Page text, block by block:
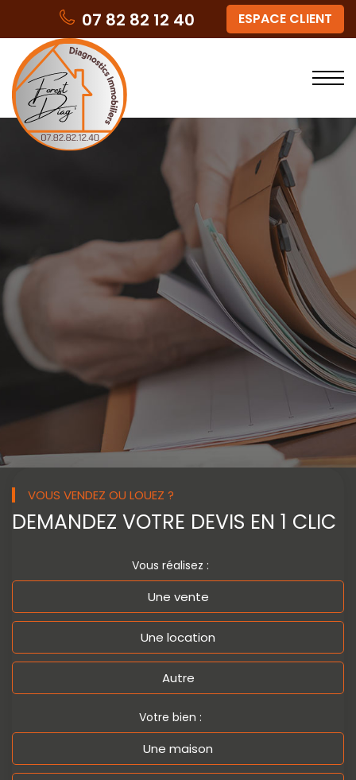
07 82 82 12 40 ESPACE CLIENT
VOUS VENDEZ OU LOUEZ ?
DEMANDEZ VOTRE DEVIS EN 1 CLIC
Vous réalisez :
Une vente
Une location
Autre
Votre bien :
Une maison